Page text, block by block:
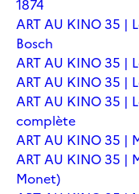
1874
ART AU KINO 35 |
Bosch
ART AU KINO 35 |
ART AU KINO 35 |
ART AU KINO 35 |
complète
ART AU KINO 35 |
ART AU KINO 35 |
Monet)